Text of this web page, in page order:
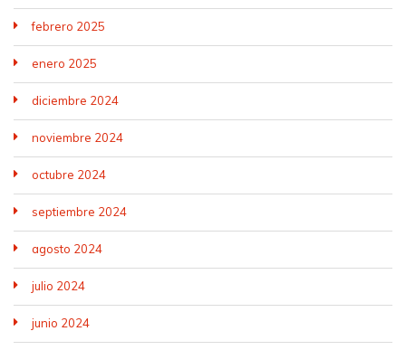
febrero 2025
enero 2025
diciembre 2024
noviembre 2024
octubre 2024
septiembre 2024
agosto 2024
julio 2024
junio 2024